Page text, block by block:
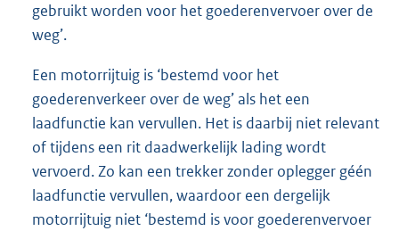
gebruikt worden voor het goederenvervoer over de
weg’.
Een motorrijtuig is ‘bestemd voor het
goederenverkeer over de weg’ als het een
laadfunctie kan vervullen. Het is daarbij niet relevant
of tijdens een rit daadwerkelijk lading wordt
vervoerd. Zo kan een trekker zonder oplegger géén
laadfunctie vervullen, waardoor een dergelijk
motorrijtuig niet ‘bestemd is voor goederenvervoer